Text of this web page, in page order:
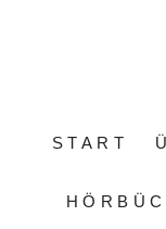
START